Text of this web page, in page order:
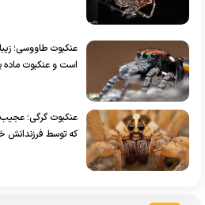
عنکبوت طاووسی؛
است و عنکبوت
عنکبوت گرگی؛
که توسط فرزندانش